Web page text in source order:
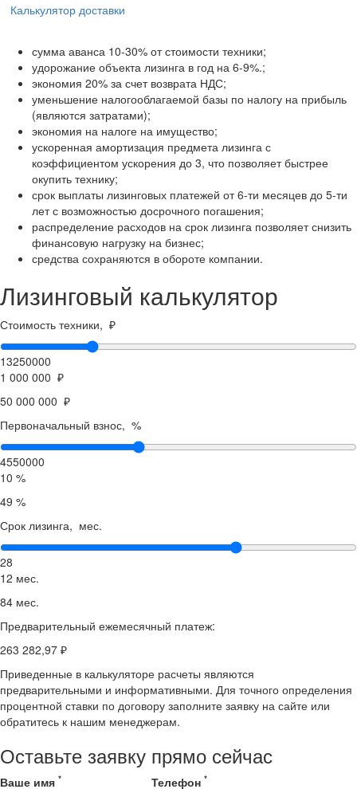
Калькулятор доставки
сумма аванса 10-30% от стоимости техники;
удорожание объекта лизинга в год на 6-9%.;
экономия 20% за счет возврата НДС;
уменьшение налогооблагаемой базы по налогу на прибыль
(являются затратами);
экономия на налоге на имущество;
ускоренная амортизация предмета лизинга с
коэффициентом ускорения до 3, что позволяет быстрее
окупить технику;
срок выплаты лизинговых платежей от 6-ти месяцев до 5-ти
лет с возможностью досрочного погашения;
распределение расходов на срок лизинга позволяет снизить
финансовую нагрузку на бизнес;
средства сохраняются в обороте компании.
Лизинговый калькулятор
Стоимость техники, ₽
13250000
1 000 000 ₽
50 000 000 ₽
Первоначальный взнос, %
4550000
10 %
49 %
Срок лизинга, мес.
28
12 мес.
84 мес.
Предварительный ежемесячный платеж:
263 282,97 ₽
Приведенные в калькуляторе расчеты являются
предварительными и информативными. Для точного определения
процентной ставки по договору заполните заявку на сайте или
обратитесь к нашим менеджерам.
Оставьте заявку прямо сейчас
Ваше имя * Телефон *